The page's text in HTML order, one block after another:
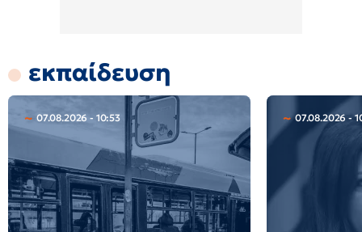
εκπαίδευση
07.08.2026 - 10:53 07.08.2026 -